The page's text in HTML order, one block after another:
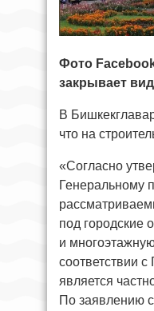
Фото
закрывает
В
что на
«Согласно
Генеральному
под городские
и
соответствии с
является
По заявлению